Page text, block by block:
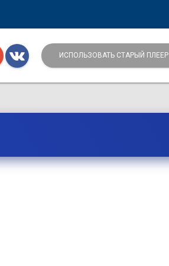
ИСПОЛЬЗОВАТЬ СТАРЫЙ ПЛЕЕР